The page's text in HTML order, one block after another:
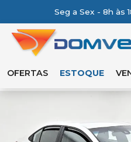
Seg a Sex - 8h às
OFERTAS ESTOQUE